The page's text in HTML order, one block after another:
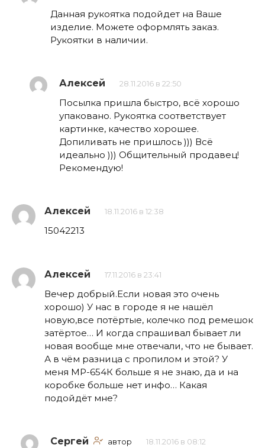
Данная рукоятка подойдет на Ваше
изделие. Можете оформлять заказ.
Рукоятки в наличии.
Алексей 28.11.2016 в 22:50
Посылка пришла быстро, всё хорошо
упаковано. Рукоятка соответствует
картинке, качество хорошее.
Допиливать не пришлось ))) Всё
идеально ))) Общительный продавец!
Рекомендую!
Алексей 18.11.2016 в 12:38
15042213
Алексей 17.11.2016 в 23:41
Вечер добрый.Если новая это очень
хорошо) У нас в городе я не нашёл
новую,все потёртые, колечко под ремешок
затёртое… И когда спрашивал бывает ли
новая вообще мне отвечали, что не бывает.
А в чём разница с пропилом и этой? У
меня МР-654К больше я не знаю, да и на
коробке больше нет инфо… Какая
подойдёт мне?
Сергей автор 18.11.2016 в 08:12